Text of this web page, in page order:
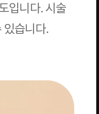
입니다. 시술
있습니다.